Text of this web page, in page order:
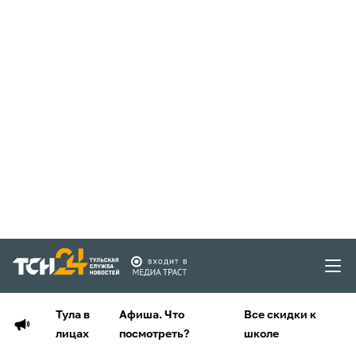
Тула в
лицах
Афиша. Что
посмотреть?
Все скидки к
школе